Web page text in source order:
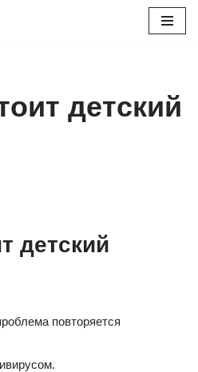
детский
детский
повторяется